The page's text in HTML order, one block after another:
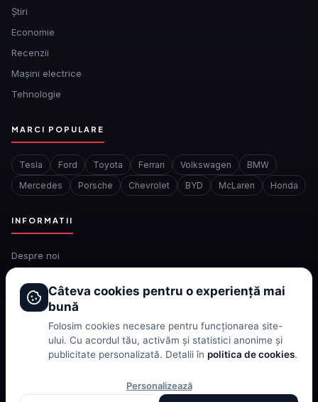
Ştiri
Economie
Recenzii
Mașini electrice
Tehnologie
MARCI POPULARE
Tesla Ford Toyota Ferrari Volkswagen
BMW
Mercedes
Porsche Chevrolet BYD McLaren Honda
INFORMATII
Despre noi
Contact
Politica de cookies
Termeni si conditii
Câteva cookies pentru o experiență mai
bună
Folosim cookies necesare pentru funcționarea site-
ului. Cu acordul tău, activăm și statistici anonime și
publicitate personalizată. Detalii în politica de cookies.
Personalizează